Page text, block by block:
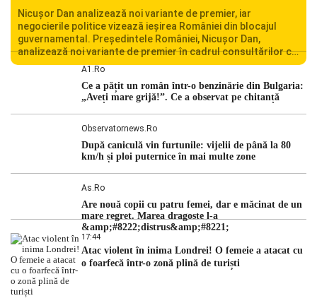
Nicușor Dan analizează noi variante de premier, iar
negocierile politice vizează ieșirea României din blocajul
guvernamental. Președintele României, Nicușor Dan,
analizează noi variante de premier în cadrul consultărilor cu
liderii politici. Ciprian Ciucu vorbește despre scenariul unui
succesive. Nicușor Dan analizează noi variante de premier
România traversează […]
A1.ro
Ce a pățit un român într-o benzinărie din Bulgaria:
„Aveți mare grijă!”. Ce a observat pe chitanță
Observatornews.ro
După caniculă vin furtunile: vijelii de până la 80
km/h și ploi puternice în mai multe zone
As.ro
Are nouă copii cu patru femei, dar e măcinat de un
mare regret. Marea dragoste l-a
&amp;#8222;distrus&amp;#8221;
17:44
Atac violent în inima Londrei! O femeie a atacat cu
o foarfecă într-o zonă plină de turiști